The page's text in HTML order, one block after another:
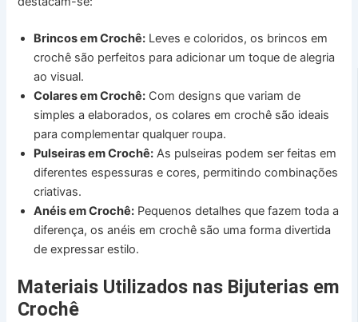
Brincos em Crochê: Leves e coloridos, os brincos em
crochê são perfeitos para adicionar um toque de alegria
ao visual.
Colares em Crochê: Com designs que variam de
simples a elaborados, os colares em crochê são ideais
para complementar qualquer roupa.
Pulseiras em Crochê: As pulseiras podem ser feitas em
diferentes espessuras e cores, permitindo combinações
criativas.
Anéis em Crochê: Pequenos detalhes que fazem toda a
diferença, os anéis em crochê são uma forma divertida
de expressar estilo.
Materiais Utilizados nas Bijuterias em
Crochê